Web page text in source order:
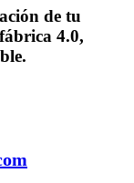
de tu
4.0,